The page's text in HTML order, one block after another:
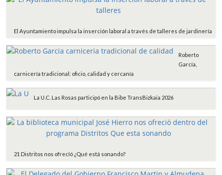
El Ayuntamiento impulsa la inserción laboral a través de talleres de jardinería
Roberto
García,
carnicería tradicional: oficio, calidad y cercanía
La U.C. Las Rosas participó en la Bibe TransBizkaia 2026
21 Distritos nos ofrecIó ¿Qué está sonando?